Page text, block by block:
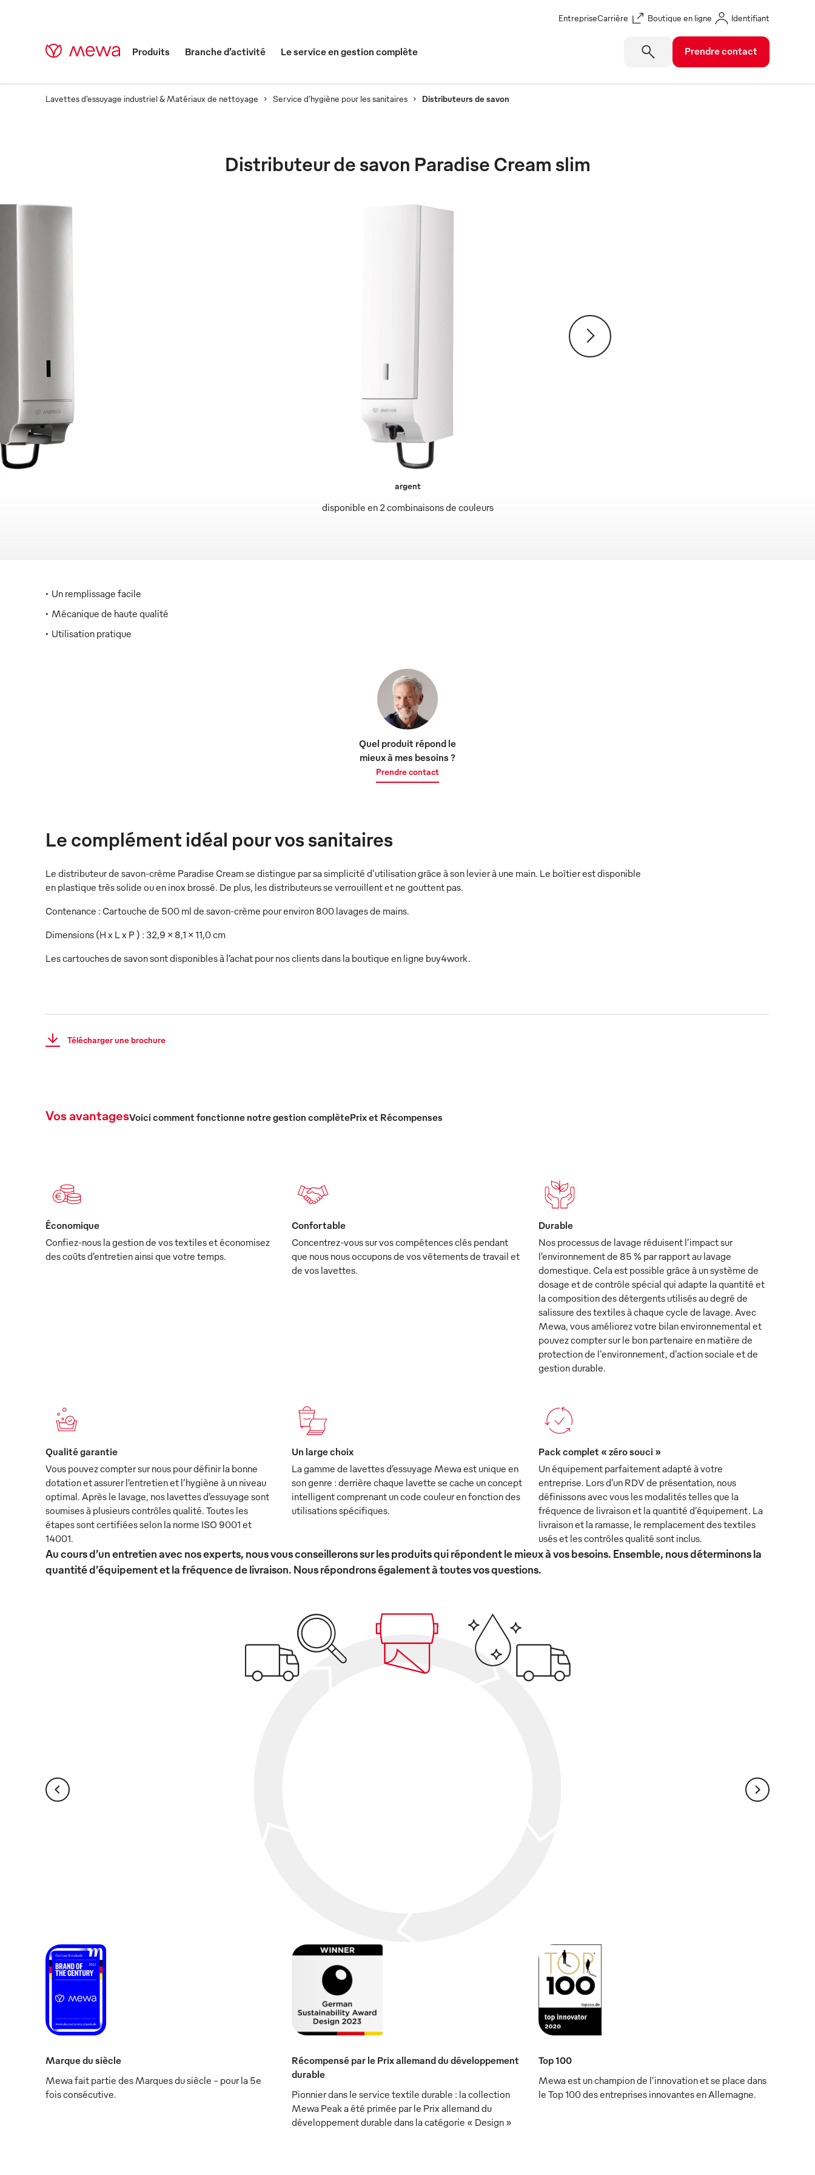
EntrepriseCarrière Boutique en ligne Identifiant
Produits Branche d’activité Le service en gestion complète Prendre contact
Lavettes d’essuyage industriel & Matériaux de nettoyage Service d’hygiène pour les sanitaires Distributeurs de savon
Distributeur de savon Paradise Cream slim
disponible en 2 combinaisons de couleurs
argent
Un remplissage facile
Mécanique de haute qualité
Utilisation pratique
Quel produit répond le
mieux à mes besoins ?
Prendre contact
Le complément idéal pour vos sanitaires
Le distributeur de savon-crème Paradise Cream se distingue par sa simplicité d'utilisation grâce à son levier à une main. Le boîtier est disponible
en plastique très solide ou en inox brossé. De plus, les distributeurs se verrouillent et ne gouttent pas.
Contenance : Cartouche de 500 ml de savon-crème pour environ 800 lavages de mains.
Dimensions (H x L x P ) : 32,9 x 8,1 x 11,0 cm
Les cartouches de savon sont disponibles à l’achat pour nos clients dans la boutique en ligne buy4work.
Télécharger une brochure
Vos avantagesVoici comment fonctionne notre gestion complètePrix et Récompenses
Économique
Confiez-nous la gestion de vos textiles et économisez
des coûts d’entretien ainsi que votre temps.
Confortable
Concentrez-vous sur vos compétences clés pendant
que nous nous occupons de vos vêtements de travail et
de vos lavettes.
Durable
Nos processus de lavage réduisent l’impact sur
l’environnement de 85 % par rapport au lavage
domestique. Cela est possible grâce à un système de
dosage et de contrôle spécial qui adapte la quantité et
la composition des détergents utilisés au degré de
salissure des textiles à chaque cycle de lavage. Avec
Mewa, vous améliorez votre bilan environnemental et
pouvez compter sur le bon partenaire en matière de
protection de l'environnement, d'action sociale et de
gestion durable.
Qualité garantie
Vous pouvez compter sur nous pour définir la bonne
dotation et assurer l’entretien et l’hygiène à un niveau
optimal. Après le lavage, nos lavettes d’essuyage sont
soumises à plusieurs contrôles qualité. Toutes les
étapes sont certifiées selon la norme ISO 9001 et
14001.
Un large choix
La gamme de lavettes d’essuyage Mewa est unique en
son genre : derrière chaque lavette se cache un concept
intelligent comprenant un code couleur en fonction des
utilisations spécifiques.
Pack complet « zéro souci »
Un équipement parfaitement adapté à votre
entreprise. Lors d’un RDV de présentation, nous
définissons avec vous les modalités telles que la
fréquence de livraison et la quantité d’équipement. La
livraison et la ramasse, le remplacement des textiles
usés et les contrôles qualité sont inclus.
Au cours d’un entretien avec nos experts, nous vous conseillerons sur les produits qui répondent le mieux à vos besoins. Ensemble, nous déterminons la
quantité d’équipement et la fréquence de livraison. Nous répondrons également à toutes vos questions.
Marque du siècle
Mewa fait partie des Marques du siècle - pour la 5e
fois consécutive.
Récompensé par le Prix allemand du développement
durable
Pionnier dans le service textile durable : la collection
Mewa Peak a été primée par le Prix allemand du
développement durable dans la catégorie « Design »
Top 100
Mewa est un champion de l’innovation et se place dans
le Top 100 des entreprises innovantes en Allemagne.